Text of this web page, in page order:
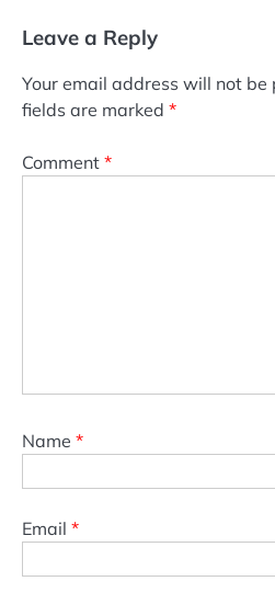
Leave a Reply
Your email address will not be
fields are marked *
Comment *
Name *
Email *